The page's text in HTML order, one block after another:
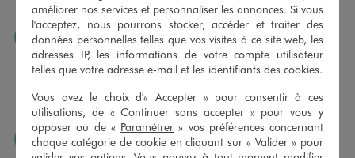
JE PEUX FAIRE RETOUCHER MES ARTICLES
Ourlets, ceintures… vous avez la possibilité de faire
retoucher vos articles textiles dans nos magasins. Les tarifs
sont à votre disposition sur simple demande. Voir
conditions en magasins.
J’AIME FAIRE PLAISIR
améliorer nos services et personnaliser les annonces. Si vous
l'acceptez, nous pourrons stocker, accéder et traiter des
données personnelles telles que vos visites à ce site web, les
adresses IP, les informations de votre compte utilisateur
telles que votre adresse e-mail et les identifiants des cookies.
Vous avez le choix d'« Accepter » pour consentir à ces
utilisations, de « Continuer sans accepter » pour vous y
opposer ou de « Paramétrer » vos préférences concernant
chaque catégorie de cookie en cliquant sur « Valider » pour